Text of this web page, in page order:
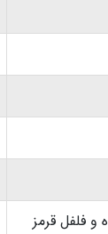
و فلفل قرمز